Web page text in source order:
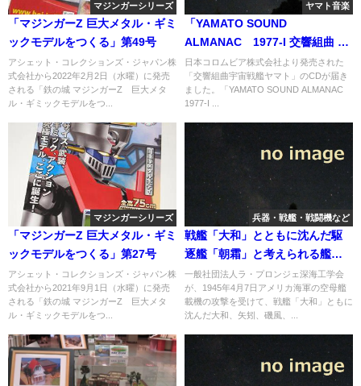
マジンガーシリーズ
「マジンガーZ 巨大メタル・ギミ
ックモデルをつくる」第49号
アシェット・コレクションズ・ジャパン株
式会社から2022年2月2日（水曜）に発売
される「鉄の城 マジンガーZ 巨大メタ
ル・ギミックモデルをつ...
ヤマト音楽
「YAMATO SOUND
ALMANAC 1977-I 交響組曲 宇
宙戦艦ヤマト」CDが届く
日本コロムビア株式会社より発売された
「交響組曲宇宙戦艦ヤマト」のCDが届き
ました。「YAMATO SOUND ALMANAC
1977-I ...
マジンガーシリーズ
「マジンガーZ 巨大メタル・ギミ
ックモデルをつくる」第27号
アシェット・コレクションズ・ジャパン株
式会社から2021年9月1日（水曜）に発売
される「鉄の城 マジンガーZ 巨大メタ
ル・ギミックモデルをつ...
兵器・戦艦・戦闘機など
戦艦「大和」とともに沈んだ駆
逐艦「朝霜」と考えられる艦影
を発見
一般社団法人ラ・プロンジェ深海工学会
が、1945年4月7日アメリカ海軍の空母艦
載機の攻撃を受けて、戦艦「大和」ともに
沈んだ大和、矢矧、磯風、...